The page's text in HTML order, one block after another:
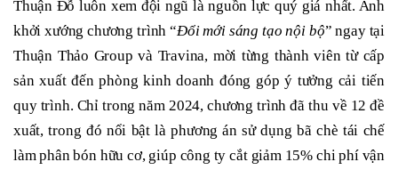
Thuận Đỗ luôn xem đội ngũ là nguồn lực quý giá nhất. Anh
khởi xướng chương trình “Đổi mới sáng tạo nội bộ” ngay tại
Thuận Thảo Group và Travina, mời từng thành viên từ cấp
sản xuất đến phòng kinh doanh đóng góp ý tưởng cải tiến
quy trình. Chỉ trong năm 2024, chương trình đã thu về 12 đề
xuất, trong đó nổi bật là phương án sử dụng bã chè tái chế
làm phân bón hữu cơ, giúp công ty cắt giảm 15% chi phí vận